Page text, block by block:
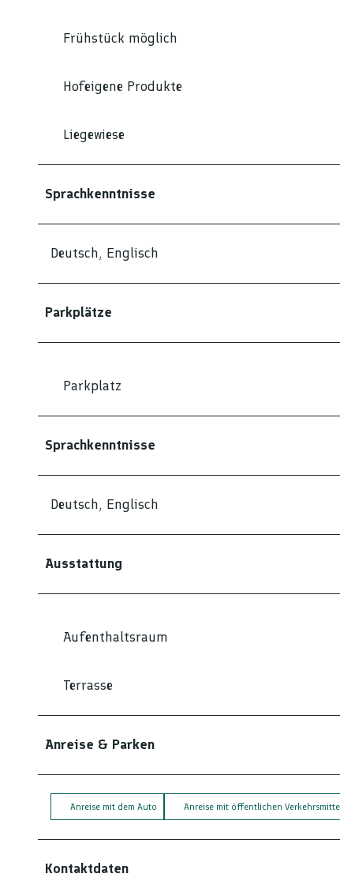
Frühstück möglich
Hofeigene Produkte
Liegewiese
Sprachkenntnisse
Deutsch, Englisch
Parkplätze
Parkplatz
Sprachkenntnisse
Deutsch, Englisch
Ausstattung
Aufenthaltsraum
Terrasse
Anreise & Parken
Anreise mit dem Auto Anreise mit öffentlichen
Kontaktdaten